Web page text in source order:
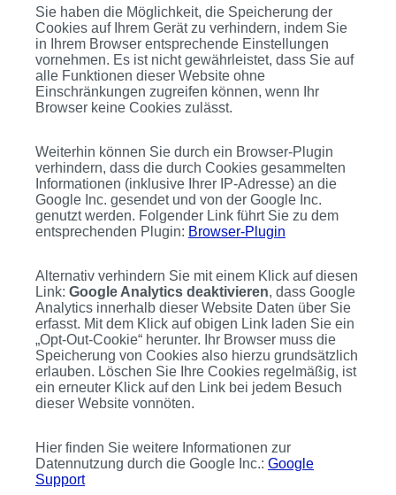
Sie haben die Möglichkeit, die Speicherung der
Cookies auf Ihrem Gerät zu verhindern, indem Sie
in Ihrem Browser entsprechende Einstellungen
vornehmen. Es ist nicht gewährleistet, dass Sie auf
alle Funktionen dieser Website ohne
Einschränkungen zugreifen können, wenn Ihr
Browser keine Cookies zulässt.
Weiterhin können Sie durch ein Browser-Plugin
verhindern, dass die durch Cookies gesammelten
Informationen (inklusive Ihrer IP-Adresse) an die
Google Inc. gesendet und von der Google Inc.
genutzt werden. Folgender Link führt Sie zu dem
entsprechenden Plugin: Browser-Plugin
Alternativ verhindern Sie mit einem Klick auf diesen
Link: Google Analytics deaktivieren, dass Google
Analytics innerhalb dieser Website Daten über Sie
erfasst. Mit dem Klick auf obigen Link laden Sie ein
„Opt-Out-Cookie“ herunter. Ihr Browser muss die
Speicherung von Cookies also hierzu grundsätzlich
erlauben. Löschen Sie Ihre Cookies regelmäßig, ist
ein erneuter Klick auf den Link bei jedem Besuch
dieser Website vonnöten.
Hier finden Sie weitere Informationen zur
Datennutzung durch die Google Inc.: Google
Support